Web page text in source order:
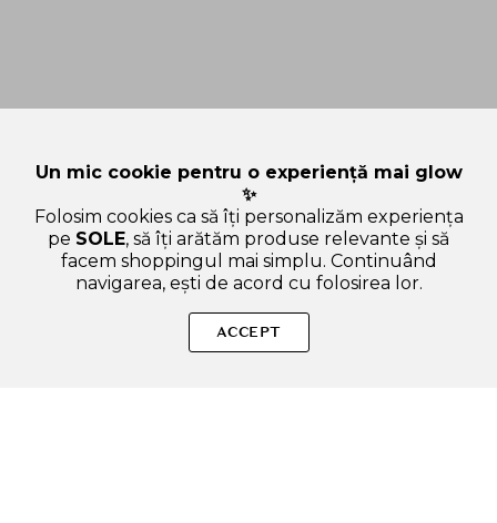
despre categoria Chiloti menstruali. Dacă ai nevoie de ajutor în
alegerea produsului potrivit, suntem aici pentru tine!
Un mic cookie pentru o experiență mai glow
✨
Folosim cookies ca să îți personalizăm experiența
pe SOLE, să îți arătăm produse relevante și să
facem shoppingul mai simplu. Continuând
navigarea, ești de acord cu folosirea lor.
ACCEPT